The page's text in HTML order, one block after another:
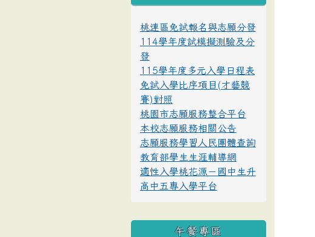
桃連區免試報名與志願分發
114學年度試模擬測驗及分
發
115學年度多元入學日程表
免試入學比序項目(才藝競
賽)對照
桃園市志願服務整合平台
本校志願服務相關公告
志願服務學習人民團體查詢
教育部學生生涯輔導網
適性入學桃花源－國中生升
高中五專入學平台
午餐專區